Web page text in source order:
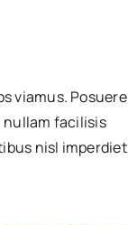
viamus. Posuere
nullam facilisis
nisl imperdiet